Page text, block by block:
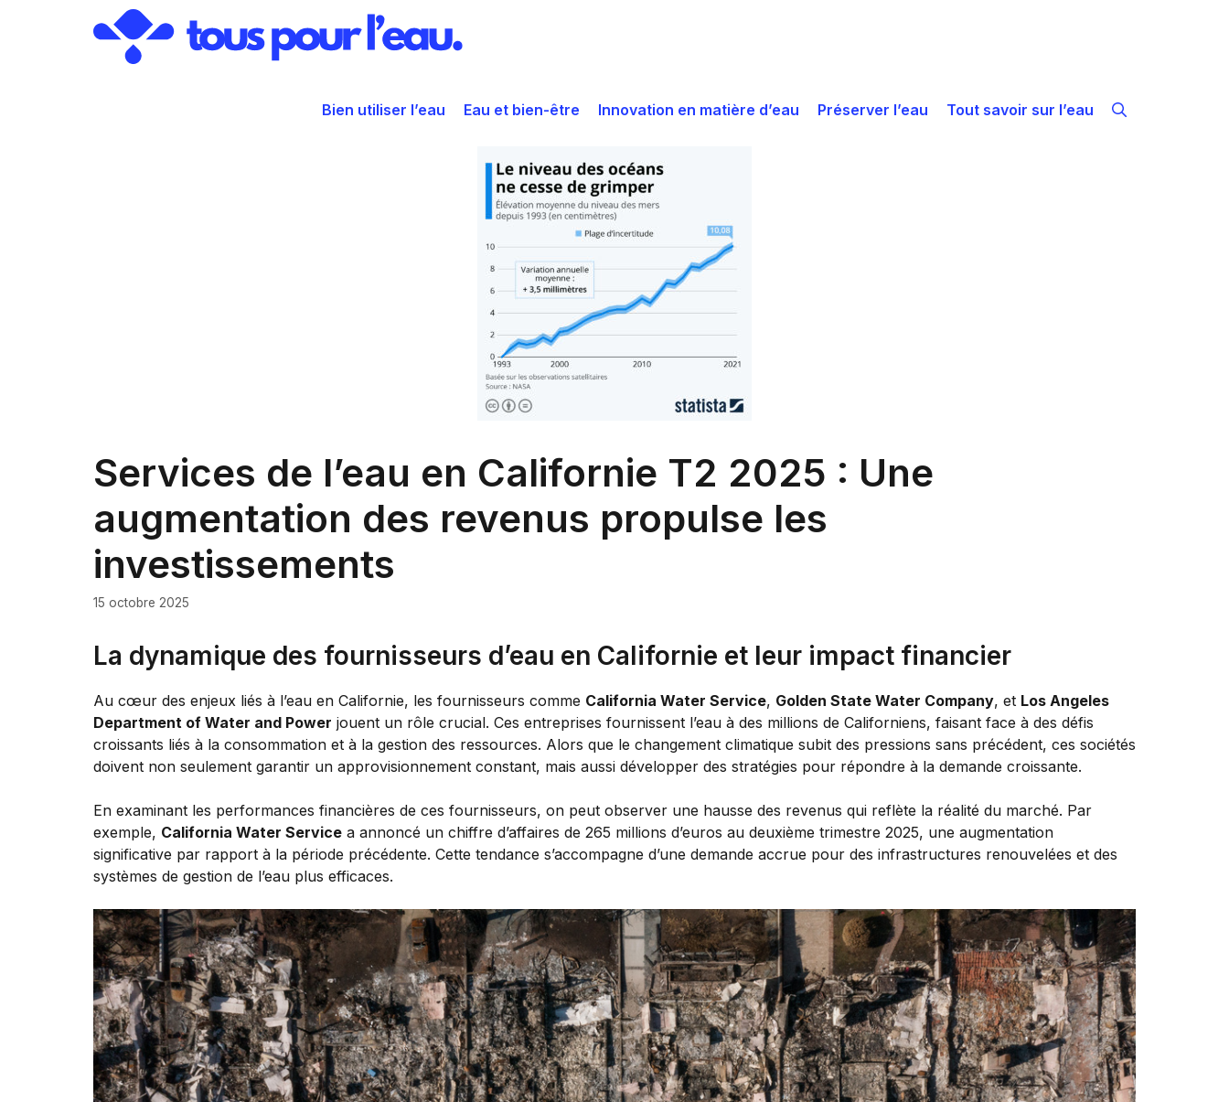
Bien utiliser l’eau Eau et bien-être Innovation en matière d’eau Préserver l’eau Tout savoir sur l’eau
Services de l’eau en Californie T2 2025 : Une
augmentation des revenus propulse les
investissements
15 octobre 2025
La dynamique des fournisseurs d’eau en Californie et leur impact financier
Au cœur des enjeux liés à l’eau en Californie, les fournisseurs comme California Water Service, Golden State Water Company, et Los Angeles
Department of Water and Power jouent un rôle crucial. Ces entreprises fournissent l’eau à des millions de Californiens, faisant face à des défis
croissants liés à la consommation et à la gestion des ressources. Alors que le changement climatique subit des pressions sans précédent, ces sociétés
doivent non seulement garantir un approvisionnement constant, mais aussi développer des stratégies pour répondre à la demande croissante.
En examinant les performances financières de ces fournisseurs, on peut observer une hausse des revenus qui reflète la réalité du marché. Par
exemple, California Water Service a annoncé un chiffre d’affaires de 265 millions d’euros au deuxième trimestre 2025, une augmentation
significative par rapport à la période précédente. Cette tendance s’accompagne d’une demande accrue pour des infrastructures renouvelées et des
systèmes de gestion de l’eau plus efficaces.